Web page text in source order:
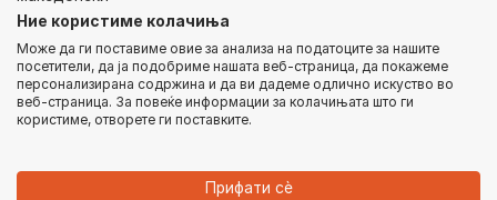
Ние користиме колачиња
Може да ги поставиме овие за анализа на податоците за нашите
посетители, да ја подобриме нашата веб-страница, да покажеме
персонализирана содржина и да ви дадеме одлично искуство во
веб-страница. За повеќе информации за колачињата што ги
користиме, отворете ги поставките.
Прифати сѐ